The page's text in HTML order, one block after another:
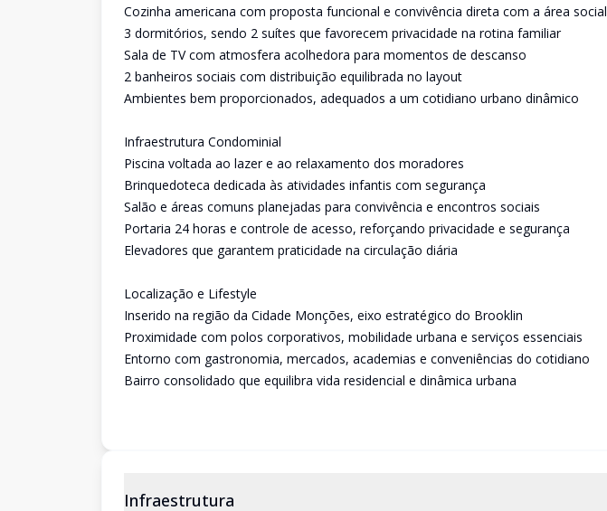
Cozinha americana com proposta funcional e convivência direta com a área social
3 dormitórios, sendo 2 suítes que favorecem privacidade na rotina familiar
Sala de TV com atmosfera acolhedora para momentos de descanso
2 banheiros sociais com distribuição equilibrada no layout
Ambientes bem proporcionados, adequados a um cotidiano urbano dinâmico
Infraestrutura Condominial
Piscina voltada ao lazer e ao relaxamento dos moradores
Brinquedoteca dedicada às atividades infantis com segurança
Salão e áreas comuns planejadas para convivência e encontros sociais
Portaria 24 horas e controle de acesso, reforçando privacidade e segurança
Elevadores que garantem praticidade na circulação diária
Localização e Lifestyle
Inserido na região da Cidade Monções, eixo estratégico do Brooklin
Proximidade com polos corporativos, mobilidade urbana e serviços essenciais
Entorno com gastronomia, mercados, academias e conveniências do cotidiano
Bairro consolidado que equilibra vida residencial e dinâmica urbana
Infraestrutura